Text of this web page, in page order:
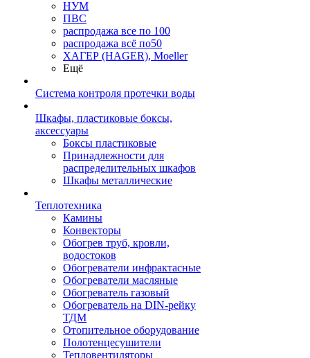
НУМ
ПВС
распродажа все по 100
распродажа всё по50
ХАГЕР (HAGER), Moeller
Ещё
Система контроля протечки воды
Шкафы, пластиковые боксы,
аксессуары
Боксы пластиковые
Принадлежности для
распределительных шкафов
Шкафы металлические
Теплотехника
Камины
Конвекторы
Обогрев труб, кровли,
водостоков
Обогреватели инфрактасные
Обогреватели масляные
Обогреватель газовый
Обогреватель на DIN-рейку
ТДМ
Отопительное оборудование
Полотенцесушители
Тепловентиляторы